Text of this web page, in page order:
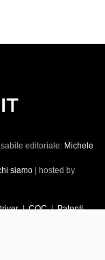
editoriale: Michele
siamo| hosted by
|CQC|Patenti